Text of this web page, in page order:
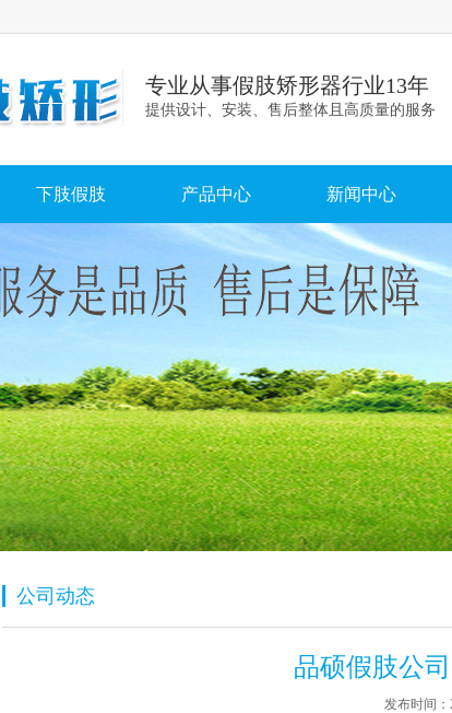
专业从事假肢矫形器行业13年
提供设计、安装、售后整体且高质量的服务
下肢假肢 产品中心 新闻中心
公司动态
品硕假肢公
发布时间：